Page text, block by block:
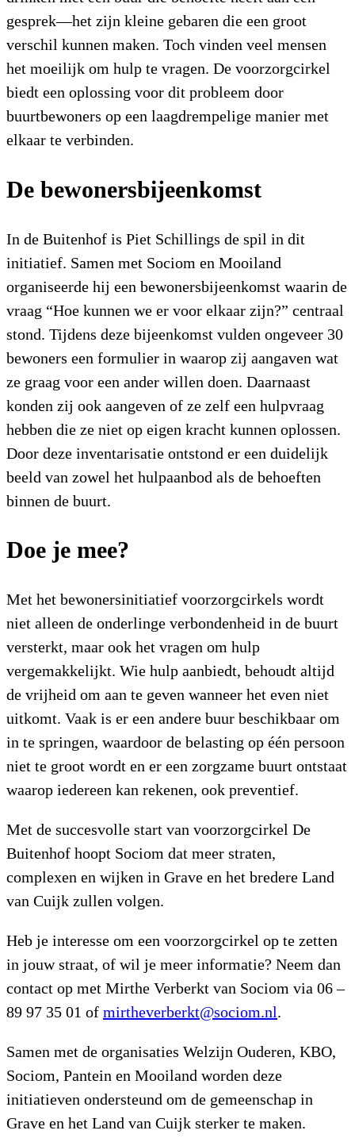
gesprek—het zijn kleine gebaren die een groot
verschil kunnen maken. Toch vinden veel mensen
het moeilijk om hulp te vragen. De voorzorgcirkel
biedt een oplossing voor dit probleem door
buurtbewoners op een laagdrempelige manier met
elkaar te verbinden.
De bewonersbijeenkomst
In de Buitenhof is Piet Schillings de spil in dit
initiatief. Samen met Sociom en Mooiland
organiseerde hij een bewonersbijeenkomst waarin de
vraag “Hoe kunnen we er voor elkaar zijn?” centraal
stond. Tijdens deze bijeenkomst vulden ongeveer 30
bewoners een formulier in waarop zij aangaven wat
ze graag voor een ander willen doen. Daarnaast
konden zij ook aangeven of ze zelf een hulpvraag
hebben die ze niet op eigen kracht kunnen oplossen.
Door deze inventarisatie ontstond er een duidelijk
beeld van zowel het hulpaanbod als de behoeften
binnen de buurt.
Doe je mee?
Met het bewonersinitiatief voorzorgcirkels wordt
niet alleen de onderlinge verbondenheid in de buurt
versterkt, maar ook het vragen om hulp
vergemakkelijkt. Wie hulp aanbiedt, behoudt altijd
de vrijheid om aan te geven wanneer het even niet
uitkomt. Vaak is er een andere buur beschikbaar om
in te springen, waardoor de belasting op één persoon
niet te groot wordt en er een zorgzame buurt ontstaat
waarop iedereen kan rekenen, ook preventief.
Met de succesvolle start van voorzorgcirkel De
Buitenhof hoopt Sociom dat meer straten,
complexen en wijken in Grave en het bredere Land
van Cuijk zullen volgen.
Heb je interesse om een voorzorgcirkel op te zetten
in jouw straat, of wil je meer informatie? Neem dan
contact op met Mirthe Verberkt van Sociom via 06 –
89 97 35 01 of mirtheverberkt@sociom.nl.
Samen met de organisaties Welzijn Ouderen, KBO,
Sociom, Pantein en Mooiland worden deze
initiatieven ondersteund om de gemeenschap in
Grave en het Land van Cuijk sterker te maken.